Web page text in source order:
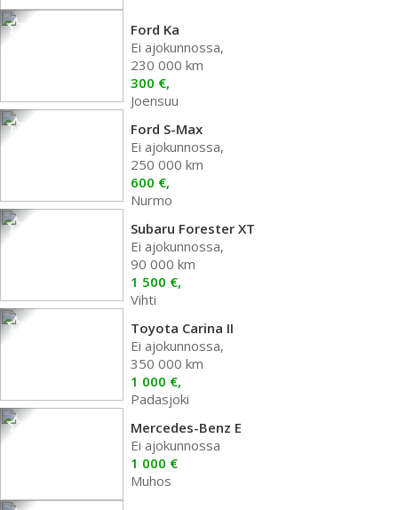
Ford Ka
Ei ajokunnossa,
230 000 km
300 €,
Joensuu
Ford S-Max
Ei ajokunnossa,
250 000 km
600 €,
Nurmo
Subaru Forester XT
Ei ajokunnossa,
90 000 km
1 500 €,
Vihti
Toyota Carina II
Ei ajokunnossa,
350 000 km
1 000 €,
Padasjoki
Mercedes-Benz E
Ei ajokunnossa
1 000 €
Muhos